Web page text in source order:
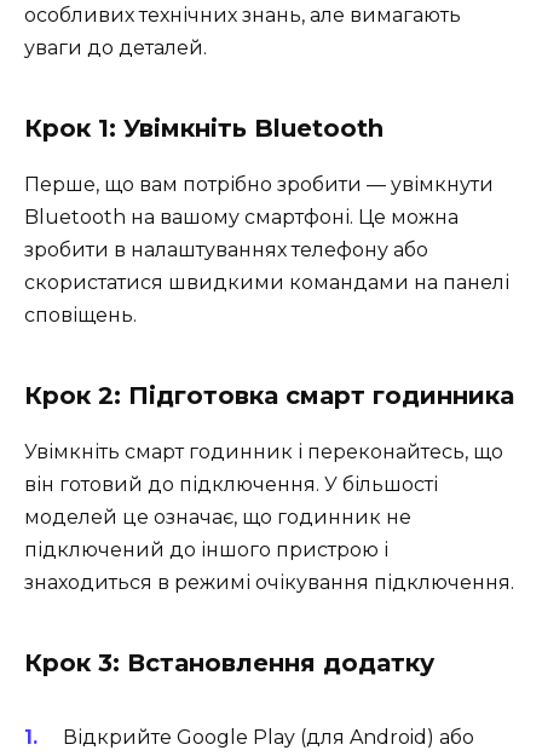
особливих технічних знань, але вимагають
уваги до деталей.
Крок 1: Увімкніть Bluetooth
Перше, що вам потрібно зробити — увімкнути
Bluetooth на вашому смартфоні. Це можна
зробити в налаштуваннях телефону або
скористатися швидкими командами на панелі
сповіщень.
Крок 2: Підготовка смарт годинника
Увімкніть смарт годинник і переконайтесь, що
він готовий до підключення. У більшості
моделей це означає, що годинник не
підключений до іншого пристрою і
знаходиться в режимі очікування підключення.
Крок 3: Встановлення додатку
Відкрийте Google Play (для Android) або